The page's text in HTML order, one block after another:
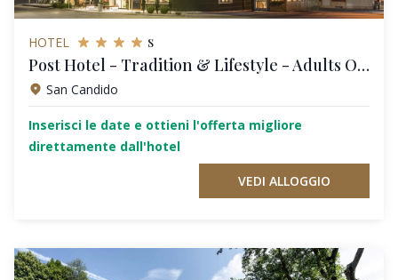
HOTEL s
Post Hotel - Tradition & Lifestyle - Adults Only
San Candido
Inserisci le date e ottieni l'offerta migliore
direttamente dall'hotel
VEDI ALLOGGIO